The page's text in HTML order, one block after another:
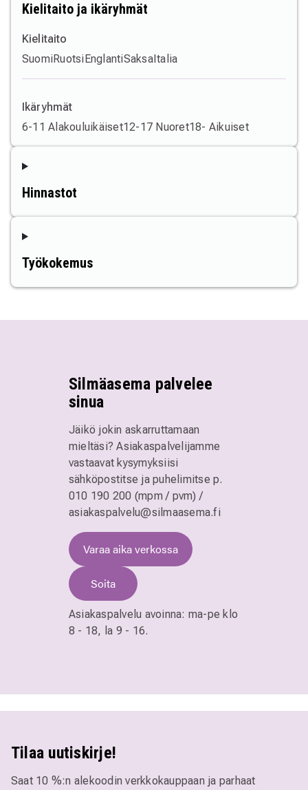
Kielitaito ja ikäryhmät
Kielitaito
SuomiRuotsiEnglantiSaksaItalia
Ikäryhmät
6-11 Alakouluikäiset12-17 Nuoret18- Aikuiset
Hinnastot
Työkokemus
Silmäasema palvelee
sinua
Jäikö jokin askarruttamaan
mieltäsi? Asiakaspalvelijamme
vastaavat kysymyksiisi
sähköpostitse ja puhelimitsep.
010 190 200 (mpm / pvm)/
asiakaspalvelu@silmaasema.fi
Varaa aika verkossa
Soita
Asiakaspalvelu avoinna: ma-pe klo
8 - 18, la 9 - 16.
Tilaa uutiskirje!
Saat 10 %:n alekoodin verkkokauppaan ja parhaat